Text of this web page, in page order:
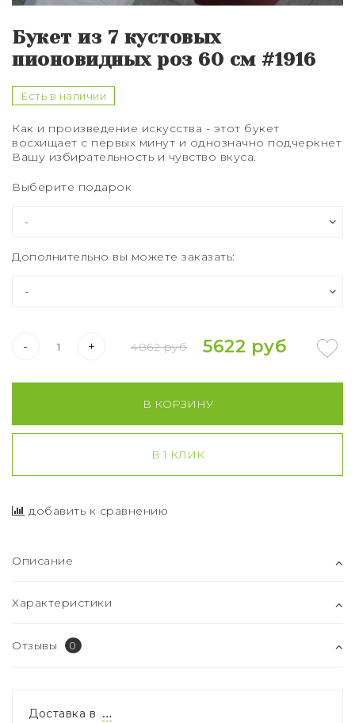
Букет из 7 кустовых
пионовидных роз 60 см #1916
Есть в наличии
Как и произведение искусства - этот букет
восхищает с первых минут и однозначно подчеркнет
Вашу избирательность и чувство вкуса.
Выберите подарок
Дополнительно вы можете заказать:
- + 4862 руб 5622 руб
В КОРЗИНУ
В 1 КЛИК
добавить к сравнению
Описание
Характеристики
Отзывы 0
Доставка в …
Букет из 75 роз
Букет из 101 розы
Букет из 301 розы
Розы XXL